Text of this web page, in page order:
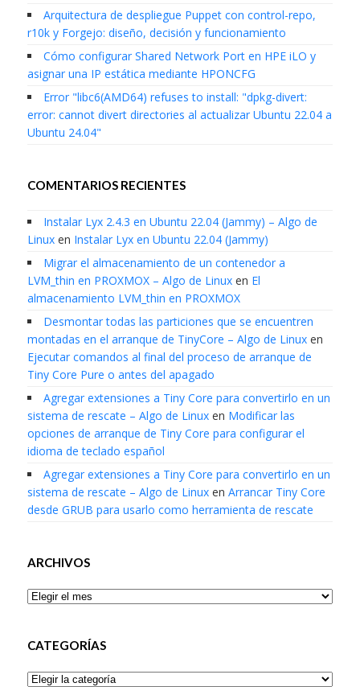
Arquitectura de despliegue Puppet con control-repo,
r10k y Forgejo: diseño, decisión y funcionamiento
Cómo configurar Shared Network Port en HPE iLO y
asignar una IP estática mediante HPONCFG
Error "libc6(AMD64) refuses to install: "dpkg-divert:
error: cannot divert directories al actualizar Ubuntu 22.04 a
Ubuntu 24.04"
COMENTARIOS RECIENTES
Instalar Lyx 2.4.3 en Ubuntu 22.04 (Jammy) – Algo de
Linuxen Instalar Lyx en Ubuntu 22.04 (Jammy)
Migrar el almacenamiento de un contenedor a
LVM_thin en PROXMOX – Algo de Linuxen El
almacenamiento LVM_thin en PROXMOX
Desmontar todas las particiones que se encuentren
montadas en el arranque de TinyCore – Algo de Linuxen
Ejecutar comandos al final del proceso de arranque de
Tiny Core Pure o antes del apagado
Agregar extensiones a Tiny Core para convertirlo en un
sistema de rescate – Algo de Linuxen Modificar las
opciones de arranque de Tiny Core para configurar el
idioma de teclado español
Agregar extensiones a Tiny Core para convertirlo en un
sistema de rescate – Algo de Linuxen Arrancar Tiny Core
desde GRUB para usarlo como herramienta de rescate
ARCHIVOS
Archivos
CATEGORÍAS
Categorías